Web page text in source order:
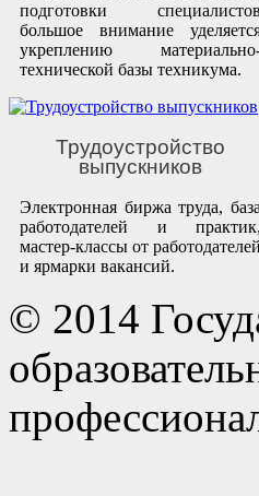
подготовки специалистов
большое внимание
укреплению
технической базы техникума.
Трудоустройство
выпускников
Электронная биржа труда, база
работодателей и практик,
мастер-классы от работодателей
и ярмарки вакансий.
© 2014